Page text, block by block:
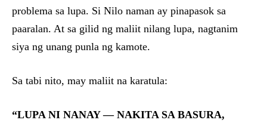
problema sa lupa. Si Nilo naman ay pinapasok sa
paaralan. At sa gilid ng maliit nilang lupa, nagtanim
siya ng unang punla ng kamote.
Sa tabi nito, may maliit na karatula:
“LUPA NI NANAY — NAKITA SA BASURA,